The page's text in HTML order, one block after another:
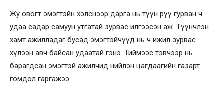
Жу овогт эмэгтэйн хэлснээр дарга нь түүн рүү гурван ч
удаа садар самуун утгатай зурвас илгээсэн аж. Түүнчлэн
хамт ажилладаг бусад эмэгтэйчүүд нь ч ижил зурвас
хүлээн авч байсан удаатай гэнэ. Тиймээс тэвчээр нь
барагдсан эмэгтэй ажилчид нийлэн цагдаагийн газарт
гомдол гаргажээ.